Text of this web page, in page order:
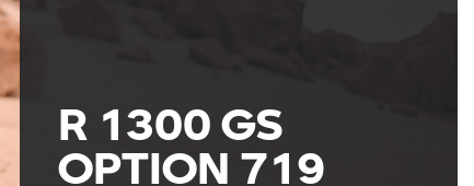
R 1300 GS
OPTION 719